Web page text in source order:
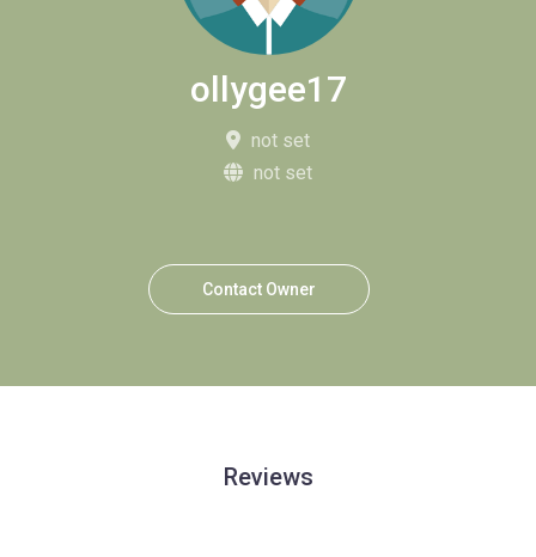
ollygee17
not set
not set
Contact Owner
Reviews